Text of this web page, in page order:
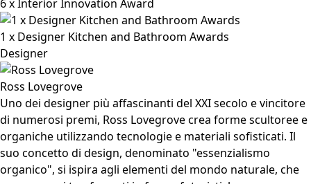
6 x Interior Innovation Award
1 x Designer Kitchen and Bathroom Awards
Designer
Ross Lovegrove
Uno dei designer più affascinanti del XXI secolo e vincitore
di numerosi premi, Ross Lovegrove crea forme scultoree e
organiche utilizzando tecnologie e materiali sofisticati. Il
suo concetto di design, denominato "essenzialismo
organico", si ispira agli elementi del mondo naturale, che